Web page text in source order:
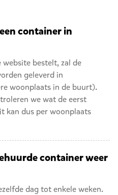
container in
bestelt, zal de
geleverd in
woonplaats in de buurt).
we wat de eerst
kan dus per woonplaats
container weer
dag tot enkele weken.